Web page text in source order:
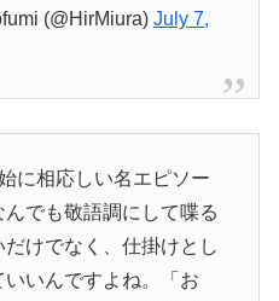
(@HirMiura) July 7,
に相応しい名エピソー
でも敬語調にして喋る
けでなく、仕掛けとし
いんですよね。「お